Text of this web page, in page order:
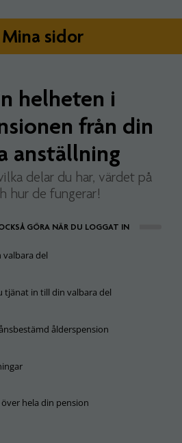
Mina sidor
helheten i
från din
anställning
delar du har, värdet på
hur de fungerar!
GÖRA NÄR DU LOGGAT IN
valbara del
tjänat in till din valbara del
ålderspension
hela din pension